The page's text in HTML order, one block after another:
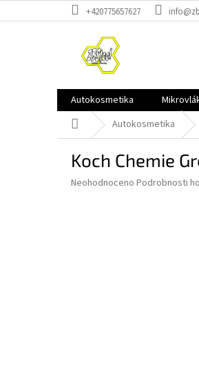
na
+420775657627
Autokosmetika
Domů Autokosmetika
Koch Chemie
Průměrné
Neohodnoceno Podrobnosti